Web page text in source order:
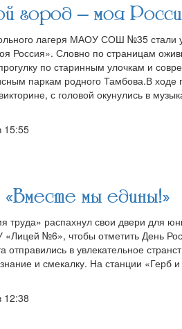
город – моя
лагеря МАОУ СОШ №35 стали
Россия». Словно по страницам
по старинным улочкам и
паркам родного Тамбова.⁣В ходе
с головой окунулись в
15:55
мы едины!»
труда» распахнул свои двери для
№6», чтобы отметить День
в увлекательное
и смекалку. На станции «Герб
12:38